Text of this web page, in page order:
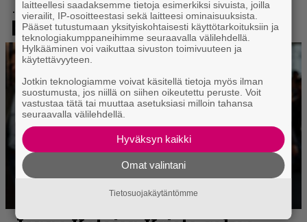
laitteellesi saadaksemme tietoja esimerkiksi sivuista, joilla
vierailit, IP-osoitteestasi sekä laitteesi ominaisuuksista.
Pääset tutustumaan yksityiskohtaisesti käyttötarkoituksiin ja
teknologiakumppaneihimme seuraavalla välilehdellä.
Hylkääminen voi vaikuttaa sivuston toimivuuteen ja
käytettävyyteen.
Jotkin teknologiamme voivat käsitellä tietoja myös ilman
suostumusta, jos niillä on siihen oikeutettu peruste. Voit
vastustaa tätä tai muuttaa asetuksiasi milloin tahansa
seuraavalla välilehdellä.
Hyväksyn kaikki
Omat valintani
Tietosuojakäytäntömme